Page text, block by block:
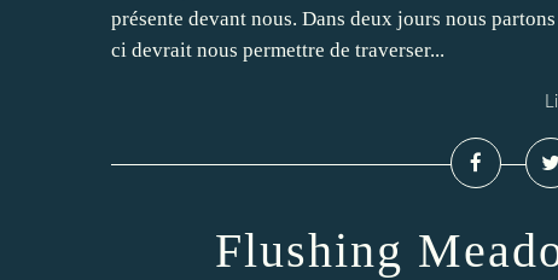
présente devant nous. Dans deux jours nous
ci devrait nous permettre de traverser...
Flushing